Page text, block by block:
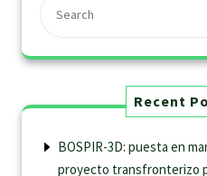
Recent
BOSPIR-3D: puesta en
proyecto transfronterizo